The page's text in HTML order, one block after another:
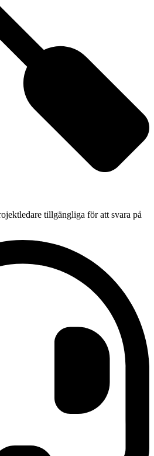
tillgängliga för att svara på